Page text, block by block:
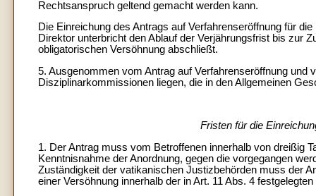
Rechtsanspruch geltend gemacht werden kann.
Die Einreichung des Antrags auf Verfahrenseröffnung für
Direktor unterbricht den Ablauf der Verjährungsfrist bis zur
obligatorischen Versöhnung abschließt.
5. Ausgenommen vom Antrag auf Verfahrenseröffnung
Disziplinarkommissionen liegen, die in den Allgemeinen
Fristen für die
1. Der Antrag muss vom Betroffenen innerhalb von dreißig
Kenntnisnahme der Anordnung, gegen die vorgegangen
Zuständigkeit der vatikanischen Justizbehörden muss der
einer Versöhnung innerhalb der in Art. 11 Abs. 4